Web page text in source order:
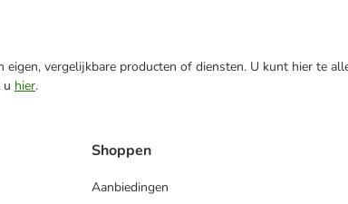
vergelijkbare producten of diensten. U kunt hier te
u hier.
Shoppen
Aanbiedingen